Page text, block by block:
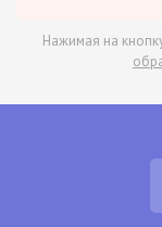
Нажимая на